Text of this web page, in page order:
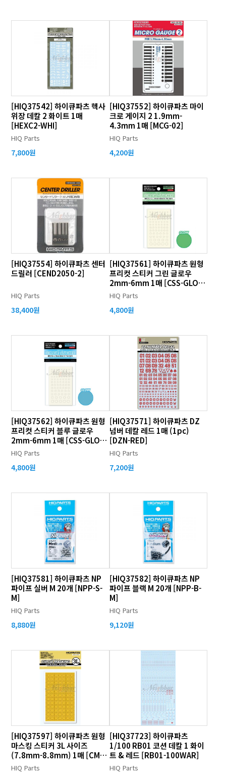
[HIQ37542] 하이큐파츠 헥사
위장 데칼 2 화이트 1매
[HEXC2-WHI]
HIQ Parts
7,800원
[HIQ37552] 하이큐파츠 마이
크로 게이지 2 1.9mm-
4.3mm 1매 [MCG-02]
HIQ Parts
4,200원
[HIQ37554] 하이큐파츠 센터
드릴러 [CEND2050-2]
HIQ Parts
38,400원
[HIQ37561] 하이큐파츠 원형
프리컷 스티커 그린 글로우
2mm-6mm 1매 [CSS-GLO-
GR]
HIQ Parts
4,800원
[HIQ37562] 하이큐파츠 원형
프리컷 스티커 블루 글로우
2mm-6mm 1매 [CSS-GLO-
BL]
HIQ Parts
4,800원
[HIQ37571] 하이큐파츠 DZ
넘버 데칼 레드 1매 (1pc)
[DZN-RED]
HIQ Parts
7,200원
[HIQ37581] 하이큐파츠 NP
파이프 실버 M 20개 [NPP-S-
M]
HIQ Parts
8,880원
[HIQ37582] 하이큐파츠 NP
파이프 블랙 M 20개 [NPP-B-
M]
HIQ Parts
9,120원
[HIQ37597] 하이큐파츠 원형
마스킹 스티커 3L 사이즈
(7.8mm-8.8mm) 1매 [CMS-
3L-MSK]
HIQ Parts
[HIQ37723] 하이큐파츠
1/100 RB01 코션 데칼 1 화이
트 & 레드 [RB01-100WAR]
HIQ Parts